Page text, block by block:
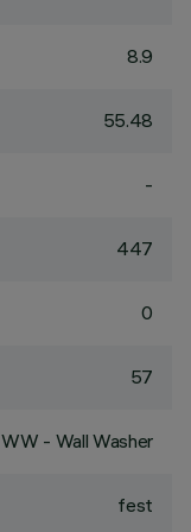
8.9
55.48
-
447
0
57
WW - Wall Washer
fest